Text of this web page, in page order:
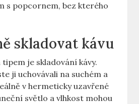
s popcornem, bez kterého
skladovat kávu
je skladování kávy.
ji uchovávali na suchém a
v hermeticky uzavřené
světlo a vlhkost mohou